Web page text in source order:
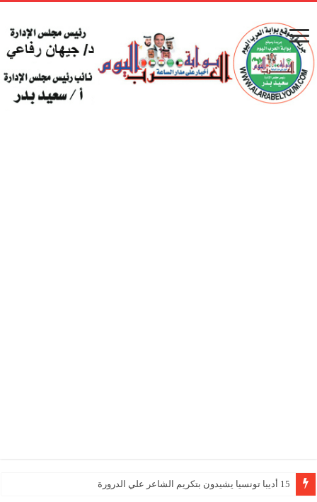
15 أديبا تونسيا يشيدون بتكريم الشاعر علي الدرورة